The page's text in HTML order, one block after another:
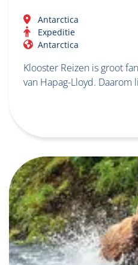
Antarctica
Expeditie
Antarctica
Klooster Reizen is groot
van Hapag-Lloyd.